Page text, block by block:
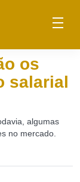
os
salarial
algumas
no mercado.